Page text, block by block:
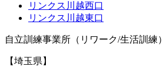
リンクス川越西口
リンクス川越東口
自立訓練事業所（リワーク/生活訓練）
【埼玉県】